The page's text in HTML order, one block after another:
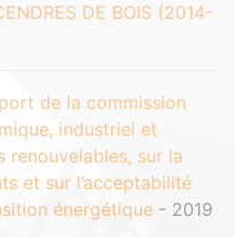
DE BOIS (2014-
de la commission
industriel et
renouvelables, sur la
et sur l’acceptabilité
énergétique - 2019